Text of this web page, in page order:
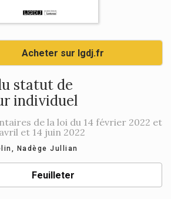
Acheter sur lgdj.fr
statut de
individuel
de la loi du 14 février 2022 et
et 14 juin 2022
Nadège Jullian
Feuilleter